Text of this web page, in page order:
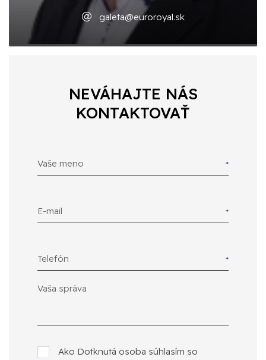
galeta@euroroyal.sk
NEVÁHAJTE NÁS
KONTAKTOVAŤ
Vaše meno
E-mail
Telefón
Ako Dotknutá osoba súhlasím so